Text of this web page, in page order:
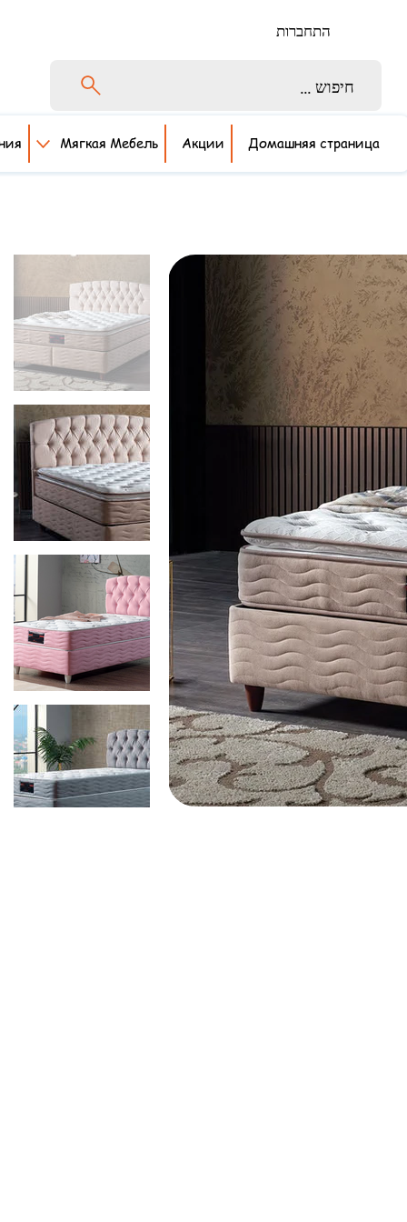
Домашняя страница
Акции
Мягкая Мебель
התחברות
חיפוש ...